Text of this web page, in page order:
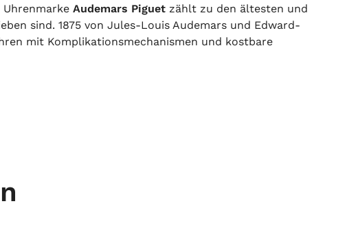
Audemars Piguet zählt zu den ältesten und
sind. 1875 von Jules-Louis Audemars und Edward-
mit Komplikationsmechanismen und kostbare